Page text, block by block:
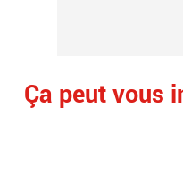
Ça peut vous